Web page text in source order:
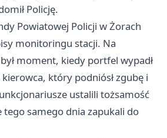
Policję.
Powiatowej Policji w Żorach
monitoringu stacji. Na
moment, kiedy portfel wypadł
który podniósł zgubę i
ustalili tożsamość
tego samego dnia zapukali do